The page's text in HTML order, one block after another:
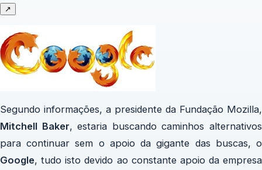
↗
Segundo informações, a presidente da Fundação Mozilla,
Mitchell Baker, estaria buscando caminhos alternativos
para continuar sem o apoio da gigante das buscas, o
Google, tudo isto devido ao constante apoio da empresa